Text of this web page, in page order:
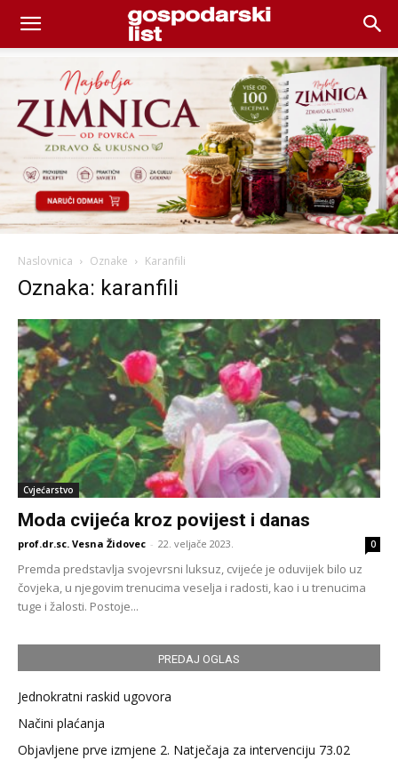
Naslovnica Oznake Karanfili
Oznaka: karanfili
Cvjećarstvo
Moda cvijeća kroz povijest i danas
prof.dr.sc. Vesna Židovec - 22. veljače 2023. 0
Premda predstavlja svojevrsni luksuz, cvijeće je oduvijek bilo uz
čovjeka, u njegovim trenucima veselja i radosti, kao i u trenucima
tuge i žalosti. Postoje...
PREDAJ OGLAS
Jednokratni raskid ugovora
Načini plaćanja
Objavljene prve izmjene 2. Natječaja za intervenciju 73.02